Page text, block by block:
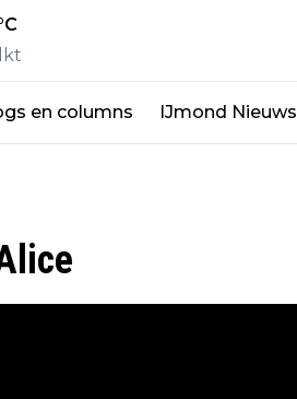
en columns IJmond Nieuws